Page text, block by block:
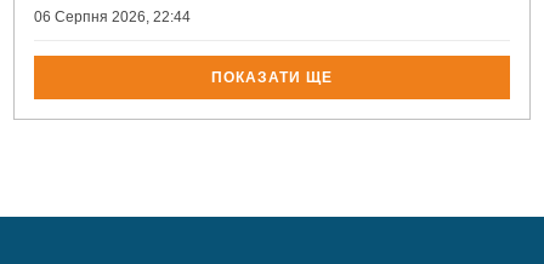
06 Серпня 2026, 22:44
ПОКАЗАТИ ЩЕ